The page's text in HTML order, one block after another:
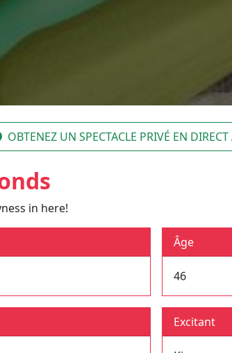
OBTENEZ UN SPECTACLE PRIVÉ EN
in here!
Âge
46
Excitant